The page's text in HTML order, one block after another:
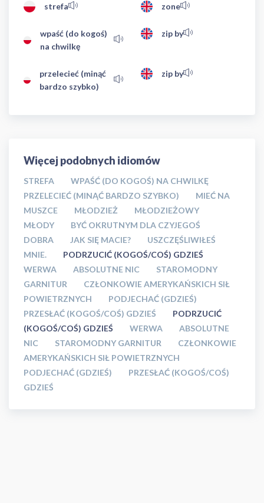
strefa zone
wpaść (do kogoś)
na chwilkę
zip by
przelecieć (minąć
bardzo szybko)
zip by
Więcej podobnych idiomów
STREFA
WPAŚĆ (DO KOGOŚ) NA CHWILKĘ
PRZELECIEĆ (MINĄĆ BARDZO SZYBKO)
MIEĆ NA
MUSZCE
MŁODZIEŻ
MŁODZIEŻOWY
MŁODY
BYĆ OKRUTNYM DLA CZYJEGOŚ
DOBRA
JAK SIĘ MACIE?
USZCZĘŚLIWIŁEŚ
MNIE.
PODRZUCIĆ (KOGOŚ/COŚ) GDZIEŚ
WERWA
ABSOLUTNE NIC
STAROMODNY
GARNITUR
CZŁONKOWIE AMERYKAŃSKICH SIŁ
POWIETRZNYCH
PODJECHAĆ (GDZIEŚ)
PRZESŁAĆ (KOGOŚ/COŚ) GDZIEŚ
PODRZUCIĆ
(KOGOŚ/COŚ) GDZIEŚ
WERWA
ABSOLUTNE
NIC
STAROMODNY GARNITUR
CZŁONKOWIE
AMERYKAŃSKICH SIŁ POWIETRZNYCH
PODJECHAĆ (GDZIEŚ)
PRZESŁAĆ (KOGOŚ/COŚ)
GDZIEŚ